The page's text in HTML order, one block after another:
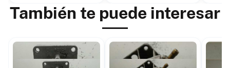
También te puede interesar